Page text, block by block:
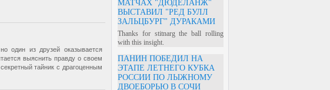
МАТЧАХ "ДЮДЕЛАНЖ"
ВЫСТАВИЛ "РЕД БУЛЛ
ЗАЛЬЦБУРГ" ДУРАКАМИ
Thanks for stitnarg the ball rolling
with this insight.
ПАНИН ПОБЕДИЛ НА
ЭТАПЕ ЛЕТНЕГО КУБКА
РОССИИ ПО ЛЫЖНОМУ
ДВОЕБОРЬЮ В СОЧИ
один из друзей оказывается
выяснить правду о своем
тайник с драгоценным